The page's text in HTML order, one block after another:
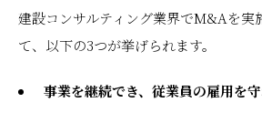
建設コンサルティング業界でM&Aを実
て、以下の3つが挙げられます。
事業を継続でき、従業員の雇用を